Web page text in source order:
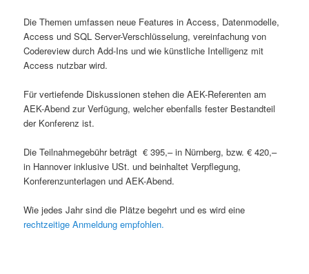
Die Themen umfassen neue Features in Access, Datenmodelle,
Access und SQL Server-Verschlüsselung, vereinfachung von
Codereview durch Add-Ins und wie künstliche Intelligenz mit
Access nutzbar wird.
Für vertiefende Diskussionen stehen die AEK-Referenten am
AEK-Abend zur Verfügung, welcher ebenfalls fester Bestandteil
der Konferenz ist.
Die Teilnahmegebühr beträgt € 395,– in Nürnberg, bzw. € 420,–
in Hannover inklusive USt. und beinhaltet Verpflegung,
Konferenzunterlagen und AEK-Abend.
Wie jedes Jahr sind die Plätze begehrt und es wird eine
rechtzeitige Anmeldung empfohlen.